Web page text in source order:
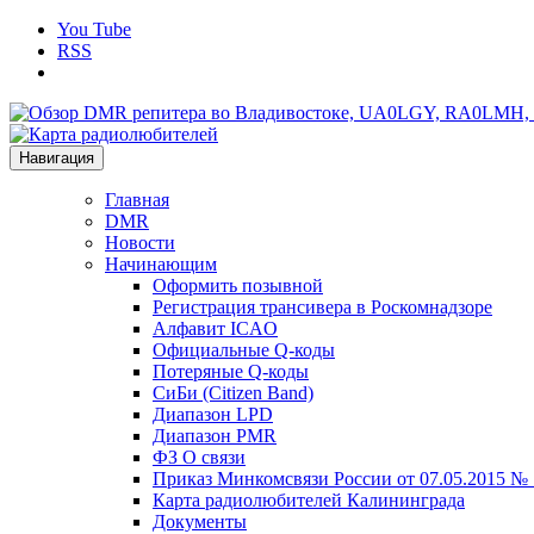
You Tube
RSS
Навигация
Главная
DMR
Новости
Начинающим
Оформить позывной
Регистрация трансивера в Роскомнадзоре
Алфавит ICAO
Официальные Q-коды
Потеряные Q-коды
СиБи (Citizen Band)
Диапазон LPD
Диапазон PMR
ФЗ О связи
Приказ Минкомсвязи России от 07.05.2015 №
Карта радиолюбителей Калининграда
Документы